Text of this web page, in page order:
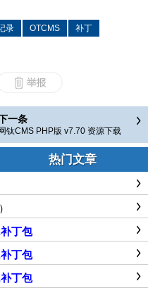
录 OTCMS 补丁
一条
钛CMS PHP版 v7.70 资源下载
热门文章
丁包
丁包
丁包